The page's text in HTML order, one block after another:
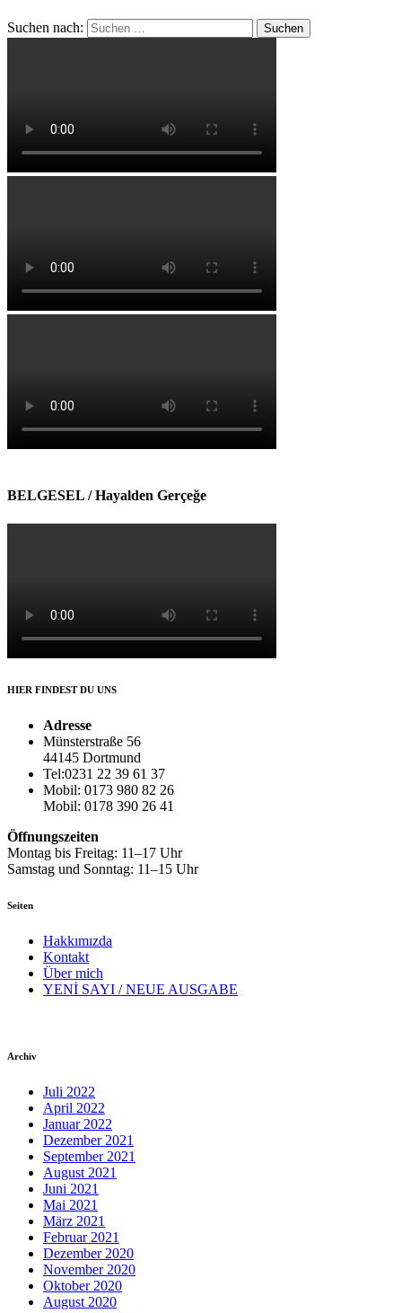
Suchen nach:
BELGESEL / Hayalden Gerçeğe
HIER FINDEST DU UNS
Adresse
Münsterstraße 56
44145 Dortmund
Tel:0231 22 39 61 37
Mobil: 0173 980 82 26
Mobil: 0178 390 26 41
Öffnungszeiten
Montag bis Freitag: 11–17 Uhr
Samstag und Sonntag: 11–15 Uhr
Seiten
Hakkımızda
Kontakt
Über mich
YENİ SAYI / NEUE AUSGABE
Archiv
Juli 2022
April 2022
Januar 2022
Dezember 2021
September 2021
August 2021
Juni 2021
Mai 2021
März 2021
Februar 2021
Dezember 2020
November 2020
Oktober 2020
August 2020